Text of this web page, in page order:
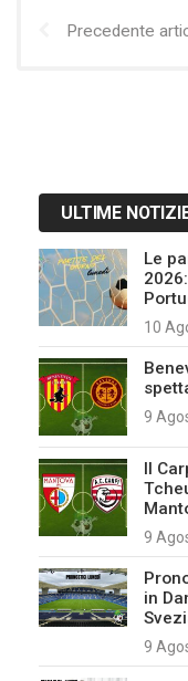
Precedente
ULTIME
Le
10
9
Il
9
in
9